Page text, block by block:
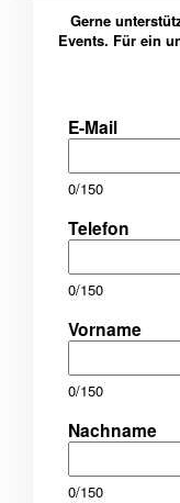
Gerne
Events. Für ein
E-Mail
0/150
Telefon
0/150
Vorname
0/150
Nachname
0/150